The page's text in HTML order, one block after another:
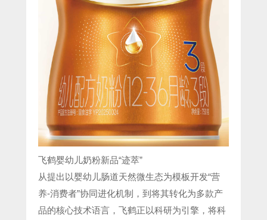
飞鹤婴幼儿奶粉新品“迹萃”
从提出以婴幼儿肠道天然微生态为模板开发“营
养-消费者”协同进化机制，到将其转化为多款产
品的核心技术语言，飞鹤正以科研为引擎，将科